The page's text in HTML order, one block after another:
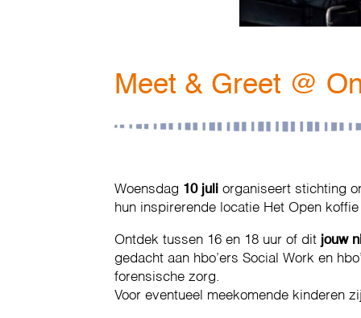
Meet & Greet @
Woensdag 10 juli organiseert stichting
hun inspirerende locatie Het Open
Ontdek tussen 16 en 18 uur of dit jouw
gedacht aan hbo’ers Social Work en
forensische zorg.
Voor eventueel meekomende kinderen